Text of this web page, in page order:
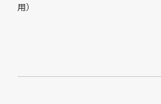
用）